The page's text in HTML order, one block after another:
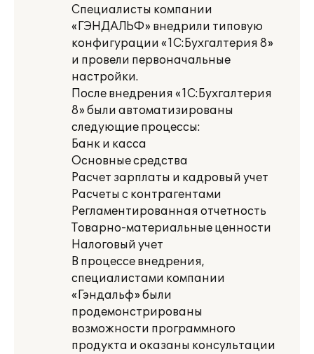
Специалисты компании
«ГЭНДАЛЬФ» внедрили типовую
конфигурации «1С:Бухгалтерия 8»
и провели первоначальные
настройки.
После внедрения «1С:Бухгалтерия
8» были автоматизированы
следующие процессы:
Банк и касса
Основные средства
Расчет зарплаты и кадровый учет
Расчеты с контрагентами
Регламентированная отчетность
Товарно-материальные ценности
Налоговый учет
В процессе внедрения,
специалистами компании
«Гэндальф» были
продемонстрированы
возможности программного
продукта и оказаны консультации